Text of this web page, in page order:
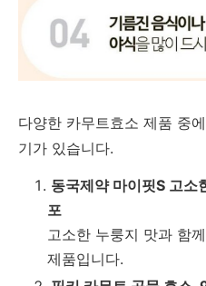
다양한 카무트효소 제품 중
기가 있습니다.
동국제약 마이핏S 고소
포
고소한 누룽지 맛과 함께
제품입니다.